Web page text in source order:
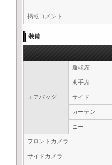
掲載コメント
装備
エアバッグ
運転席
助手席
サイド
カーテン
ニー
フロントカメラ
サイドカメラ